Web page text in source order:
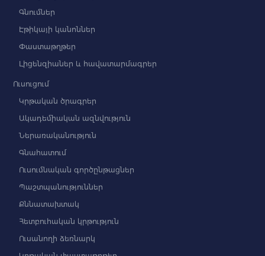
Գնումներ
Էթիկայի կանոններ
Փաստաթղթեր
Լիցենզիաներ և հավատարմագրեր
Ուսուցում
Կրթական ծրագրեր
Ակադեմիական ազնվություն
Ներառականություն
Գնահատում
Ուսումնական գործընթացներ
Պաշտպանություններ
Քննատախտակ
Հետբուհական կրթություն
Ուսանողի ձեռնարկ